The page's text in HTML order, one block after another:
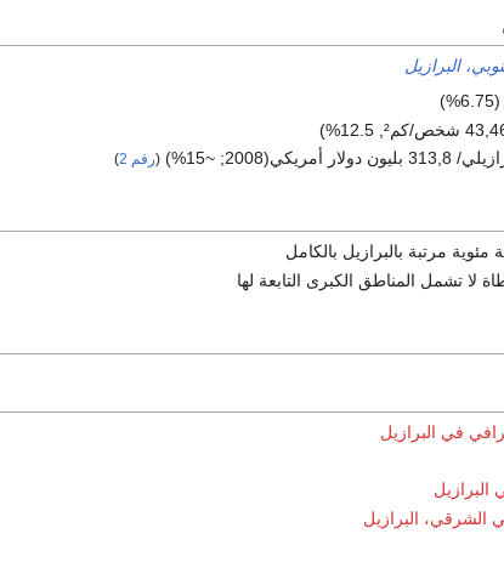
البرازيل
(رقم 2 )
مرتبة بالبرازيل بالكامل
لا تشمل المناطق الكبرى التابعة لها
في البرازيل
البرازيل
الشرقي، البرازيل